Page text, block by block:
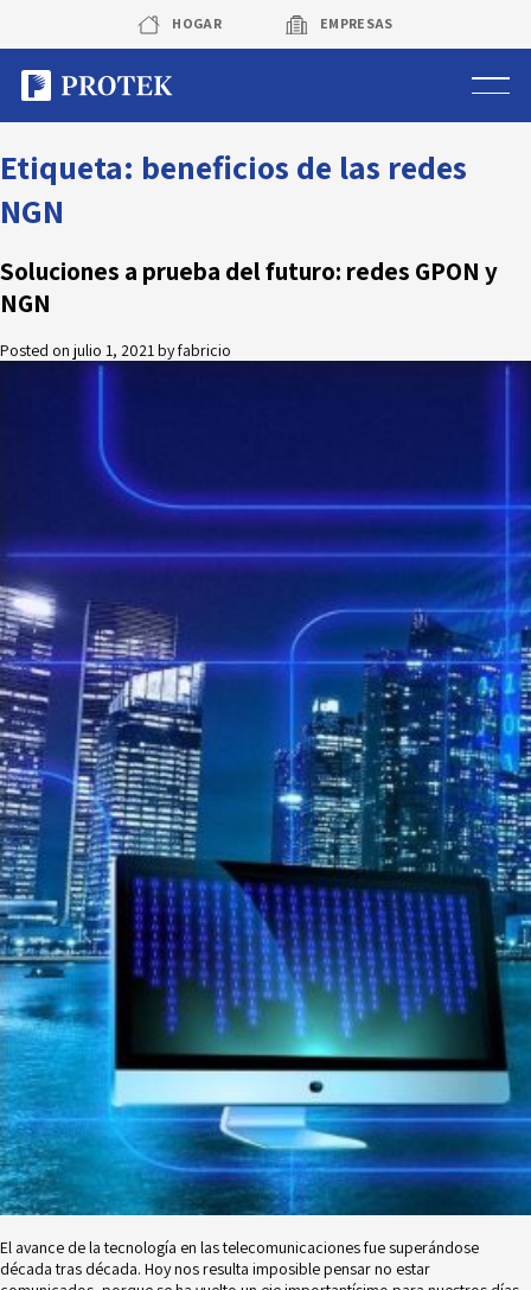
content
HOGAR EMPRESAS
Sistema de alarmas
Rastreo vehicular GPS
Protek Personas
Faq
Área de clientes
Etiqueta: beneficios de las redes
NGN
Soluciones a prueba del futuro: redes GPON y
NGN
Posted on julio 1, 2021byfabricio
El avance de la tecnología en las telecomunicaciones fue superándose
década tras década. Hoy nos resulta imposible pensar no estar